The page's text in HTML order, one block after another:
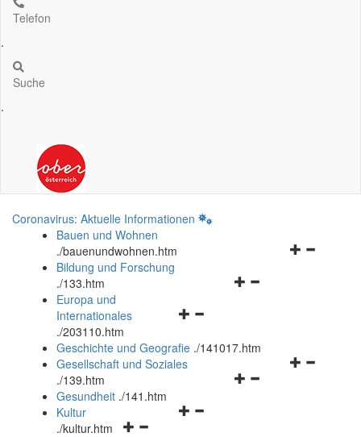
Telefon
.
Suche
.
Coronavirus: Aktuelle Informationen
Bauen und Wohnen
./bauenundwohnen.htm
Navigationsmenü
Bildung und Forschung
./133.htm
Navigationsmenü
und
schließen
Europa und
Internationales
./203110.htm
Geschichte und Geografie ./141017.htm
Navigationsmenü
Gesellschaft und Soziales
./139.htm
Navigationsmenü
Gesundheit ./141.htm
Navigationsmenü
Kultur
./kultur.htm